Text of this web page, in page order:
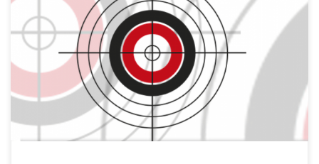
Marc Wagner info@schuetzenverein-niederwoellstadt.de 2.
Vorsitzender Ulrich Zelder info@schuetzenverein-
niederwoellstadt.de Geschäftsführer Wolfgang Fix 0178 2691950
info@schuetzenverein-niederwoellstadt.de Sportleiter
Feuerwaffen Klaus Herrmann info@schuetzenverein-
niederwoellstadt.de Sportleiter Bogen Ernst Bernhardt 06034
3296 info@schuetzenverein-niederwoellstadt.de Sportleiter
Luftdruckwaffe Doris Blüder 06034-906719 info@schuetzenverein-
niederwoellstadt.de Jugendwart […]